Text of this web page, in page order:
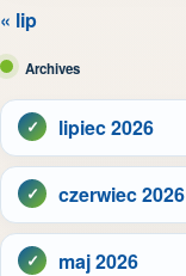
« lip
Archives
lipiec 2026
czerwiec 2026
maj 2026